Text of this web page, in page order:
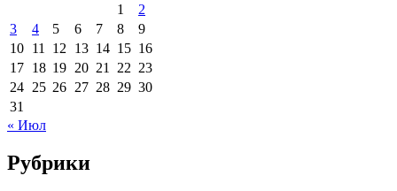
1
2
3
4 5 6 7 8
9
10 11 12 13 14 15 16
17 18 19 20 21 22 23
24 25 26 27 28 29 30
31
« Июл
Рубрики